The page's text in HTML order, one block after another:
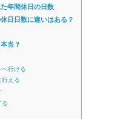
年間休日の日数
日日数に違いはある？
当？
行ける
える
る